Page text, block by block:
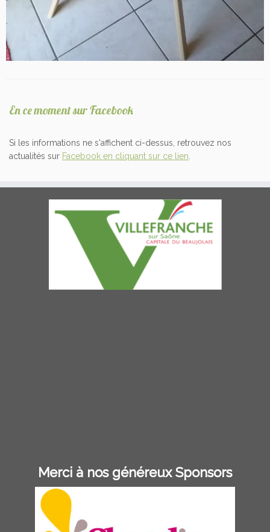
En ce moment sur Facebook
Si les informations ne s'affichent ci-dessus, retrouvez nos
actualités sur Facebook en cliquant sur ce lien
Merci à nos généreux Sponsors